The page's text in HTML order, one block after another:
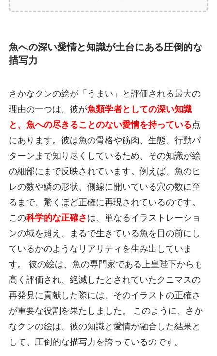
魚への深い愛情と知識が土台にある圧倒的な
描写力
さかなクンの絵が「うまい」と評価される最大の
理由の一つは、彼が魚類学者としての深い知識
と、魚への尽きることのない愛情を持っている点
にあります。彼は魚の骨格や筋肉、生態、行動パ
ターンまで知り尽くしているため、その知識が絵
の細部にまで反映されています。例えば、魚のヒ
レの数や鱗の形状、側線に開いている穴の数に至
るまで、驚くほど正確に再現されているのです。
この科学的な正確さ は、単なるイラストレーショ
ンの域を超え、まるで生きている魚を目の前にし
ているかのようなリアリティを生み出していま
す。 彼の絵は、魚の専門家である上皇陛下からも
高く評価され、絶滅したとされていたクニマスの
再発見に貢献した際には、そのイラストの正確さ
が重要な役割を果たしました。 このように、さか
なクンの絵は、彼の知識と愛情が融合した結果と
して、圧倒的な描写力を誇っているのです。